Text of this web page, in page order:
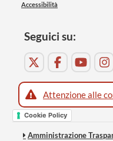
Accessibilità
Seguici su:
Attenzione alle
Cookie Policy
Amministrazione